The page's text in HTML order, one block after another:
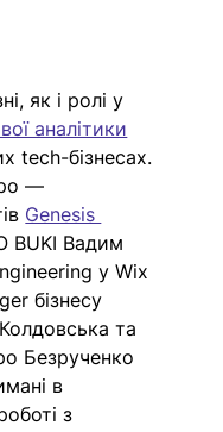
як і ролі у
аналітики
tech-бізнесах.
—
Genesis
BUKI Вадим
у Wix
бізнесу
та
Безрученко
в
з